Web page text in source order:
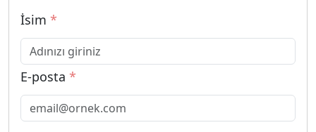
İsim *
E-posta *